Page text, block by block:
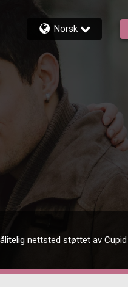
Norsk
nettsted støttet av Cupid